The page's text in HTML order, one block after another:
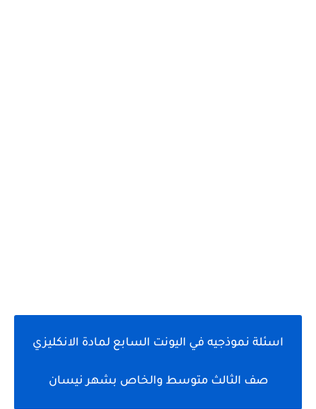
اسئلة نموذجيه في اليونت السابع لمادة الانكليزي
صف الثالث متوسط والخاص بشهر نيسان